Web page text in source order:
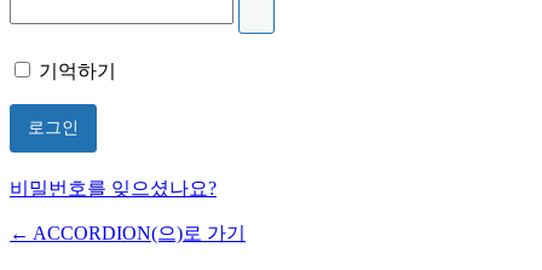
기억하기
비밀번호를 잊으셨나요?
← ACCORDION(으)로 가기